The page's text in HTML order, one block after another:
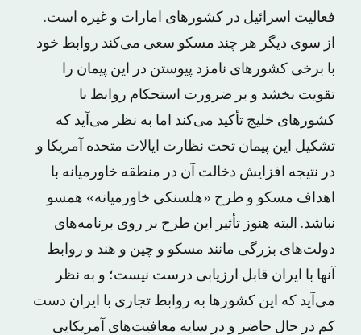
فعالیت اسرائیل در کشورهای امارات و غیره است.
از سوی دیگر هر چند مسکو سعی می‌کند روابط خود
با برخی کشورهای نامزد پیوستن در این پیمان را
تقویت بخشد و بر ضرورت استحکام روابط با
کشورهای خلیج تأکید می‌کند اما به نظر می‌آید که
تشکیل این پیمان تحت نظارت ایالات متحده آمریکا و
در نتیجه افزایش دخالت آن در منطقه خاورمیانه با
اهداف مسکو و طرح «هلسنکی خاورمیانه» همسو
نباشد. البته هنوز تأثیر این طرح بر روی برنامه‌های
دولت‌های بزرگی مانند مسکو و چین و هند و روابط
آنها با ایران قابل ارزیابی درست نیست؛ و به نظر
می‌آید که این کشورها به روابط تجاری با ایران دست
کم در حال حاضر و در سایه معافیت‌های آمریکایی